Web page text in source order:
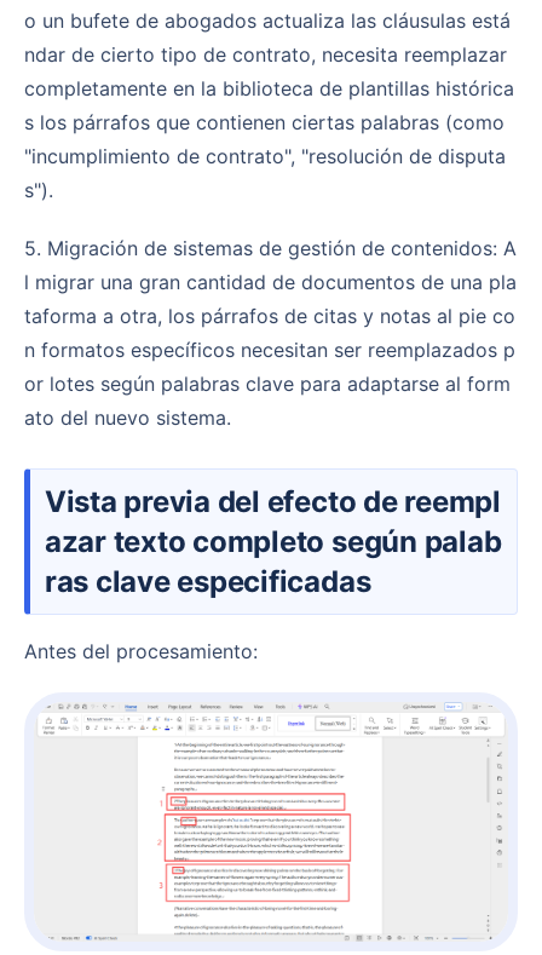
o un bufete de abogados actualiza las cláusulas está
ndar de cierto tipo de contrato, necesita reemplazar
completamente en la biblioteca de plantillas histórica
s los párrafos que contienen ciertas palabras (como
"incumplimiento de contrato", "resolución de disputa
s").
5. Migración de sistemas de gestión de contenidos: A
l migrar una gran cantidad de documentos de una pla
taforma a otra, los párrafos de citas y notas al pie co
n formatos específicos necesitan ser reemplazados p
or lotes según palabras clave para adaptarse al form
ato del nuevo sistema.
Vista previa del efecto de reempl
azar texto completo según palab
ras clave especificadas
Antes del procesamiento: